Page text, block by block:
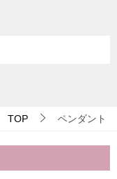
TOP ペンダント